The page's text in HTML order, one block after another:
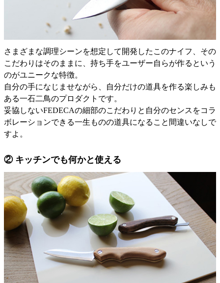
さまざまな調理シーンを想定して開発したこのナイフ、その
こだわりはそのままに、持ち手をユーザー自らが作るという
のがユニークな特徴。
自分の手になじませながら、自分だけの道具を作る楽しみも
ある一石二鳥のプロダクトです。
妥協しないFEDECAの細部のこだわりと自分のセンスをコラ
ボレーションできる一生ものの道具になること間違いなしで
すよ。
② キッチンでも何かと使える